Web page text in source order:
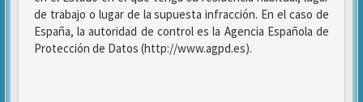
de trabajo o lugar de la supuesta infracción. En el caso de
España, la autoridad de control es la Agencia Española de
Protección de Datos (http://www.agpd.es).